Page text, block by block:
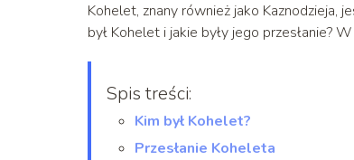
Kohelet, znany również jako
był Kohelet i jakie były jego przesłanie?
Spis treści:
Kim był Kohelet?
Przesłanie Koheleta